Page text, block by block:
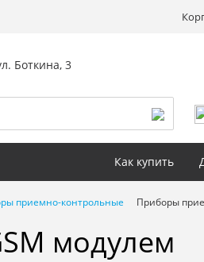
Боткина, 3
Как купить
приемно-контрольные Приборы
модулем